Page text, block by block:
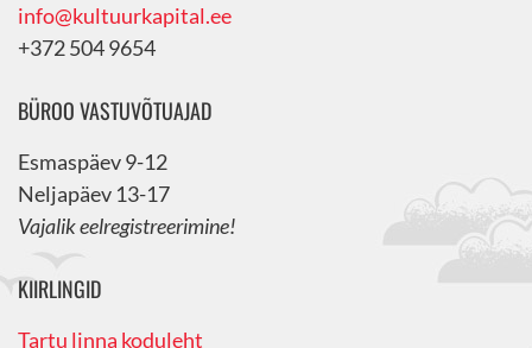
info@kultuurkapital.ee
+372 504 9654
BÜROO VASTUVÕTUAJAD
Esmaspäev 9-12
Neljapäev 13-17
Vajalik eelregistreerimine!
KIIRLINGID
Tartu linna koduleht